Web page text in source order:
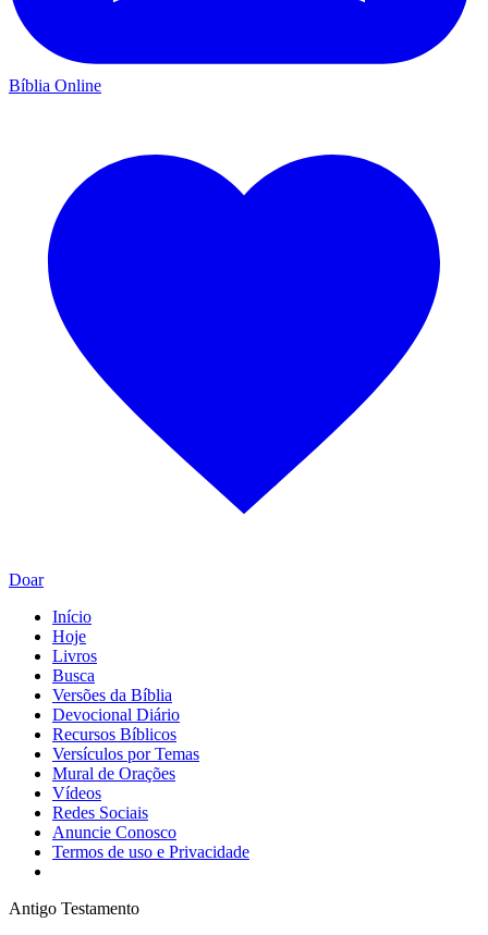
Bíblia Online
Doar
Início
Hoje
Livros
Busca
Versões da Bíblia
Devocional Diário
Recursos Bíblicos
Versículos por Temas
Mural de Orações
Vídeos
Redes Sociais
Anuncie Conosco
Termos de uso e Privacidade
Antigo Testamento